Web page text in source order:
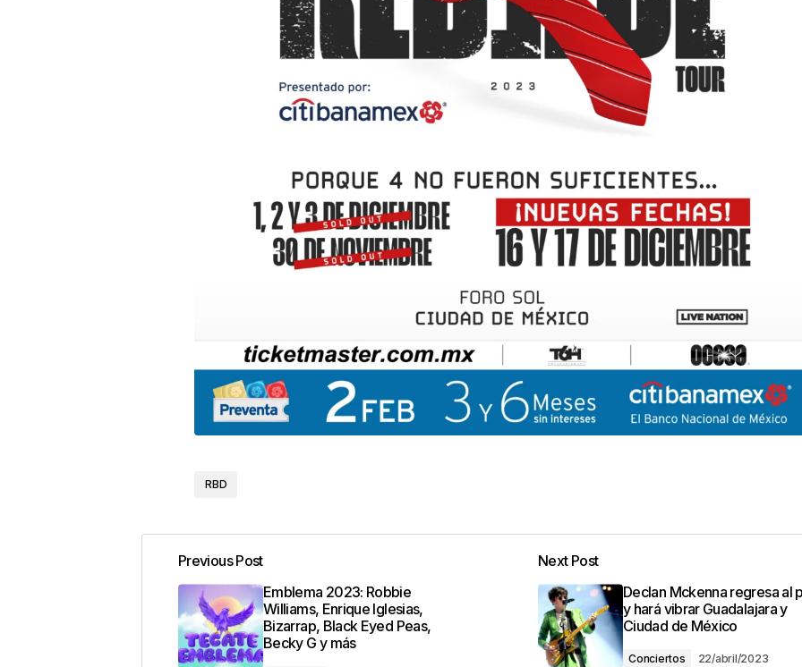
RBD
Previous Post
Emblema 2023: Robbie
Williams, Enrique Iglesias,
Bizarrap, Black Eyed Peas,
Becky G y más
Next Post
Declan Mckenna regresa al
y hará vibrar Guadalajara y
Ciudad de México
Conciertos 22/abril/2023